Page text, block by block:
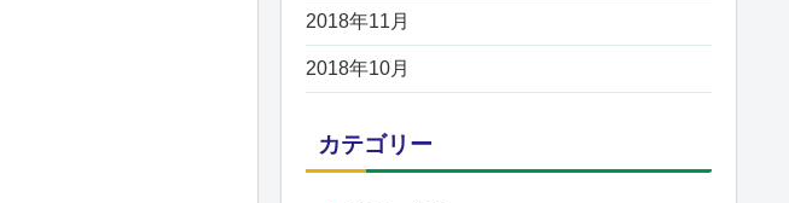
2018年11月
2018年10月
カテゴリー